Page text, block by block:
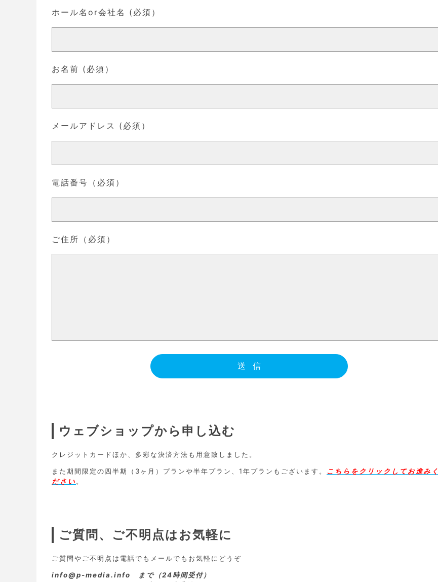
ホール名or会社名 (必須）
お名前 (必須）
メールアドレス (必須）
電話番号（必須）
ご住所（必須）
ウェブショップから申し込む
クレジットカードほか、多彩な決済方法も用意致しました。
また期間限定の四半期（3ヶ月）プランや半年プラン、1年プランもございます。 こちらをクリックしてお進みく
ださい 。
ご質問、ご不明点はお気軽に
ご質問やご不明点は電話でもメールでもお気軽にどうぞ
info@p-media.info まで（24時間受付）